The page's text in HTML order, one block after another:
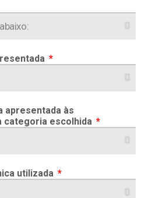
apresentada às
categoria escolhida
utilizada